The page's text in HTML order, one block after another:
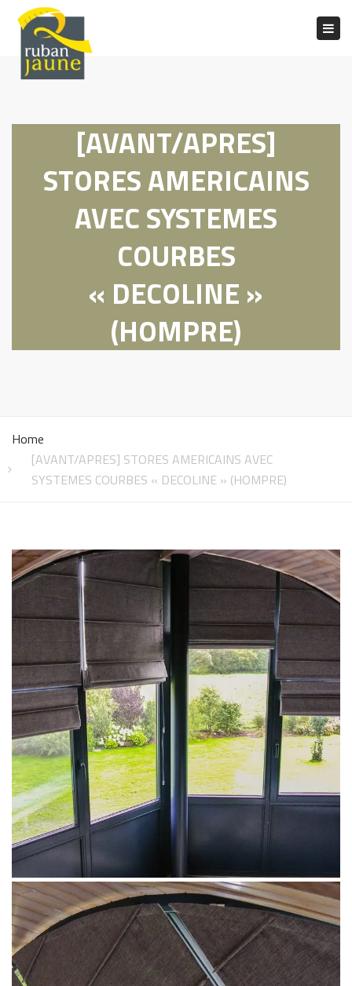
[AVANT/APRES]
STORES AMERICAINS
AVEC SYSTEMES
COURBES
« DECOLINE »
(HOMPRE)
Home
[AVANT/APRES] STORES AMERICAINS AVEC
SYSTEMES COURBES « DECOLINE » (HOMPRE)